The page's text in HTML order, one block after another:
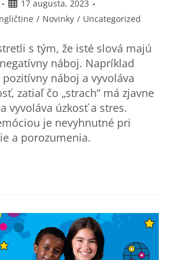
17 augusta, 2023
/ Novinky / Uncategorized
s tým, že isté slová majú
náboj. Napríklad
pozitívny náboj a vyvoláva
zatiaľ čo „strach“ má zjavne
vyvoláva úzkosť a stres.
je nevyhnutné pri
a porozumenia.